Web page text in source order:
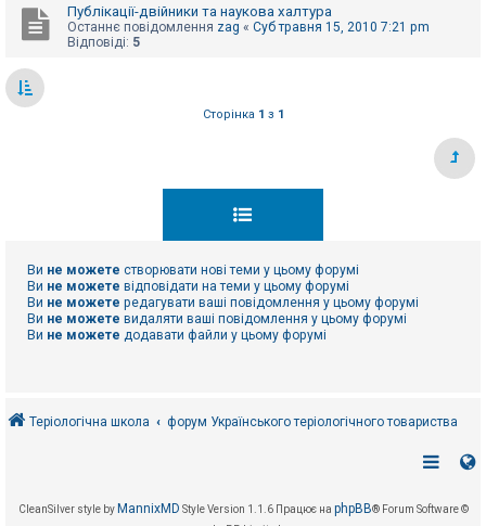
Публікації-двійники та наукова халтура
Останнє повідомлення zag « Суб травня 15, 2010 7:21 pm
Відповіді: 5
Сторінка 1 з 1
Ви не можете створювати нові теми у цьому форумі
Ви не можете відповідати на теми у цьому форумі
Ви не можете редагувати ваші повідомлення у цьому форумі
Ви не можете видаляти ваші повідомлення у цьому форумі
Ви не можете додавати файли у цьому форумі
Теріологічна школа форум Українського теріологічного товариства
CleanSilver style byMannixMD Style Version 1.1.6 Працює на phpBB® Forum Software ©